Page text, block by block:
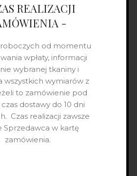
REALIZACJI
-
od momentu
wpłaty, informacji
wybranej tkaniny i
wszystkich wymiarów z
to zamówienie pod
dostawy do 10 dni
Czas realizacji zawsze
Sprzedawca w kartę
zamówienia.